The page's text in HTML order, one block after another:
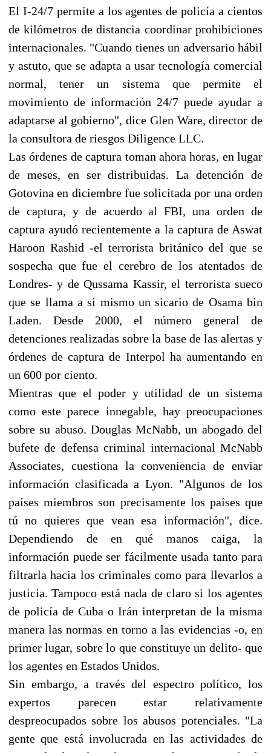
El I-24/7 permite a los agentes de policía a cientos
de kilómetros de distancia coordinar prohibiciones
internacionales. "Cuando tienes un adversario hábil
y astuto, que se adapta a usar tecnología comercial
normal, tener un sistema que permite el
movimiento de información 24/7 puede ayudar a
adaptarse al gobierno", dice Glen Ware, director de
la consultora de riesgos Diligence LLC.
Las órdenes de captura toman ahora horas, en lugar
de meses, en ser distribuidas. La detención de
Gotovina en diciembre fue solicitada por una orden
de captura, y de acuerdo al FBI, una orden de
captura ayudó recientemente a la captura de Aswat
Haroon Rashid -el terrorista británico del que se
sospecha que fue el cerebro de los atentados de
Londres- y de Qussama Kassir, el terrorista sueco
que se llama a sí mismo un sicario de Osama bin
Laden. Desde 2000, el número general de
detenciones realizadas sobre la base de las alertas y
órdenes de captura de Interpol ha aumentando en
un 600 por ciento.
Mientras que el poder y utilidad de un sistema
como este parece innegable, hay preocupaciones
sobre su abuso. Douglas McNabb, un abogado del
bufete de defensa criminal internacional McNabb
Associates, cuestiona la conveniencia de enviar
información clasificada a Lyon. "Algunos de los
países miembros son precisamente los países que
tú no quieres que vean esa información", dice.
Dependiendo de en qué manos caiga, la
información puede ser fácilmente usada tanto para
filtrarla hacia los criminales como para llevarlos a
justicia. Tampoco está nada de claro si los agentes
de policía de Cuba o Irán interpretan de la misma
manera las normas en torno a las evidencias -o, en
primer lugar, sobre lo que constituye un delito- que
los agentes en Estados Unidos.
Sin embargo, a través del espectro político, los
expertos parecen estar relativamente
despreocupados sobre los abusos potenciales. "La
gente que está involucrada en las actividades de